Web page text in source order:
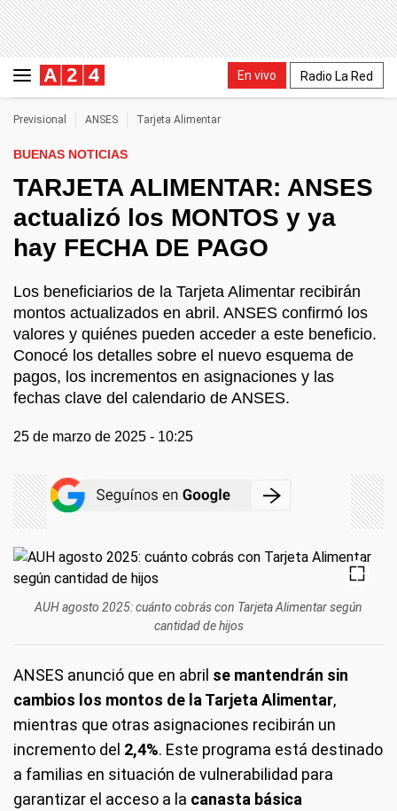
En vivo Radio La Red
Previsional ANSES Tarjeta Alimentar
BUENAS NOTICIAS
TARJETA ALIMENTAR: ANSES
actualizó los MONTOS y ya
hay FECHA DE PAGO
Los beneficiarios de la Tarjeta Alimentar recibirán
montos actualizados en abril. ANSES confirmó los
valores y quiénes pueden acceder a este beneficio.
Conocé los detalles sobre el nuevo esquema de
pagos, los incrementos en asignaciones y las
fechas clave del calendario de ANSES.
25 de marzo de 2025 - 10:25
AUH agosto 2025: cuánto cobrás con Tarjeta Alimentar según
cantidad de hijos
ANSES anunció que en abril se mantendrán sin
cambios los montos de la Tarjeta Alimentar,
mientras que otras asignaciones recibirán un
incremento del 2,4%. Este programa está destinado
a familias en situación de vulnerabilidad para
garantizar el acceso a la canasta básica